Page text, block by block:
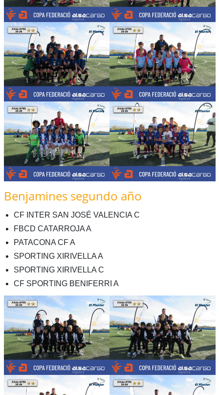
Benjamines segundo año
CF INTER SAN JOSÉ VALENCIA C
FBCD CATARROJA A
PATACONA CF A
SPORTING XIRIVELLA A
SPORTING XIRIVELLA C
CF SPORTING BENIFERRI A